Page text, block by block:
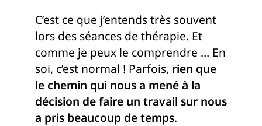
C’est ce que j’entends très souvent
lors des séances de thérapie. Et
comme je peux le comprendre … En
soi, c’est normal ! Parfois, rien que
le chemin qui nous a mené à la
décision de faire un travail sur nous
a pris beaucoup de temps.